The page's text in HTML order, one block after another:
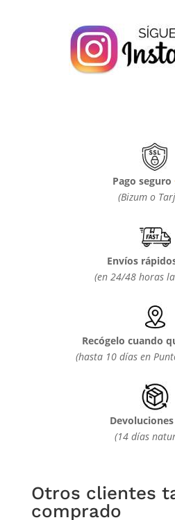
Pago seguro
(Bizum o
Envíos
(en 24/48 horas
Recógelo cuando
(hasta 10 días en
(14 días
Otros clientes
comprado